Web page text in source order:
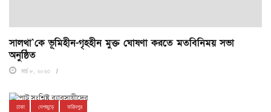
সালথা`কে ভূ‌মিহীন-গৃহহীন মুক্ত ঘোষণা করতে মত‌বি‌নিময় সভা
অনু‌ষ্ঠিত
মার্চ ৮, ২০২৩
ঢাকা দেশজুড়ে ফরিদপুর